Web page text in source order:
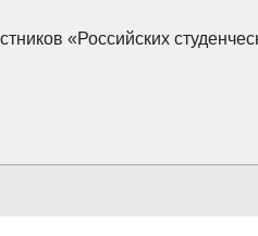
«Российских